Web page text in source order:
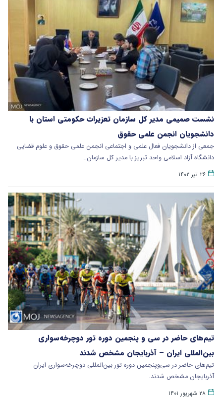
نشست صمیمی مدیر کل سازمان تعزیرات حکومتی استان با
دانشجویان انجمن علمی حقوق
جمعی از دانشجویان فعال علمی و اجتماعی انجمن علمی حقوق و علوم قضایی
دانشگاه آزاد اسلامی واحد تبریز با مدیر کل سازمان…
۲۶ تیر ۱۴۰۲
تیم‌های حاضر در سی‌ و پنجمین دوره تور دوچرخه‌سواری
بین‌المللی ایران – آذربایجان مشخص شدند
تیم‌های حاضر در سی‌وپنجمین دوره تور بین‌المللی دوچرخه‌سواری ایران-
آذربایجان مشخص شدند.
۲۸ شهریور ۱۴۰۱